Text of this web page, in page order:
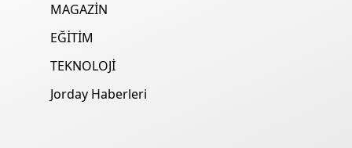
MAGAZİN
EĞİTİM
TEKNOLOJİ
Jorday Haberleri